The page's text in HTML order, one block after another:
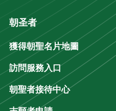
朝圣者
獲得朝聖名片地圖
訪問服務入口
朝聖者接待中心